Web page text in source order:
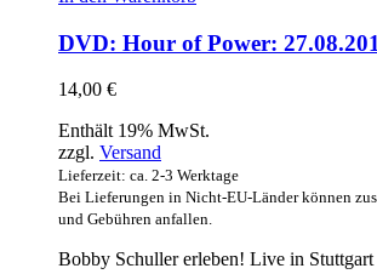
DVD: Hour of Power:
14,00 €
Enthält 19% MwSt.
zzgl. Versand
Lieferzeit: ca. 2-3 Werktage
Bei Lieferungen in Nicht-EU-Länder können
und Gebühren anfallen.
Bobby Schuller erleben! Live in Stuttgart